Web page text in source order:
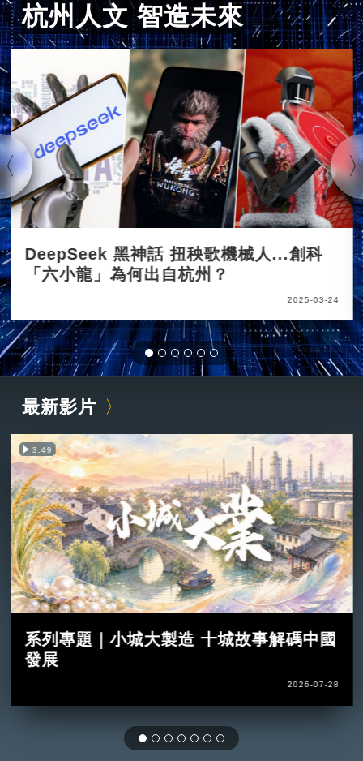
杭州人文 智造未來
DeepSeek 黑神話 扭秧歌機械人...創科
「六小龍」為何出自杭州？
2025-03-24
最新影片
3:49
系列專題｜小城大製造 十城故事解碼中國
發展
2026-07-28